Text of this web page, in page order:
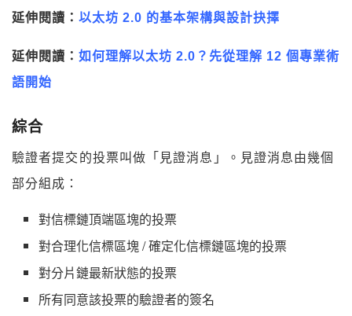
延伸閱讀： 以太坊 2.0 的基本架構與設計抉擇
延伸閱讀： 如何理解以太坊 2.0？先從理解 12 個專業術
語開始
綜合
驗證者提交的投票叫做「見證消息」。見證消息由幾個
部分組成：
對信標鏈頂端區塊的投票
對合理化信標區塊 / 確定化信標鏈區塊的投票
對分片鏈最新狀態的投票
所有同意該投票的驗證者的簽名